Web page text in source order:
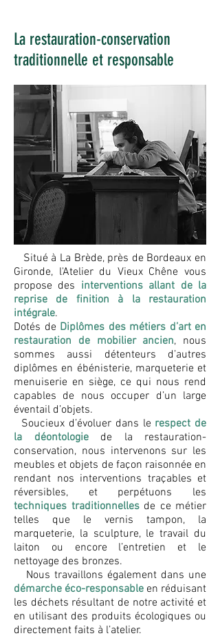
La restauration-conservation
traditionnelle et responsable
Situé à La Brède, près de Bordeaux en
Gironde, l'Atelier du Vieux Chêne vous
propose des interventions allant de la
reprise de finition à la restauration
intégrale.
Dotés de Diplômes des métiers d’art en
restauration de mobilier ancien, nous
sommes aussi détenteurs d’autres
diplômes en ébénisterie, marqueterie et
menuiserie en siège, ce qui nous rend
capables de nous occuper d’un large
éventail d’objets.
Soucieux d’évoluer dans le respect de
la déontologiede la restauration-
conservation, nous intervenons sur les
meubles et objets de façon raisonnée en
rendant nos interventions traçables et
réversibles, et perpétuons les
techniques traditionnelles de ce métier
telles que le vernis tampon, la
marqueterie, la sculpture, le travail du
laiton ou encore l’entretien et le
nettoyage des bronzes.
Nous travaillons également dans une
démarche éco-responsable en réduisant
les déchets résultant de notre activité et
en utilisant des produits écologiques ou
directement faits à l’atelier.